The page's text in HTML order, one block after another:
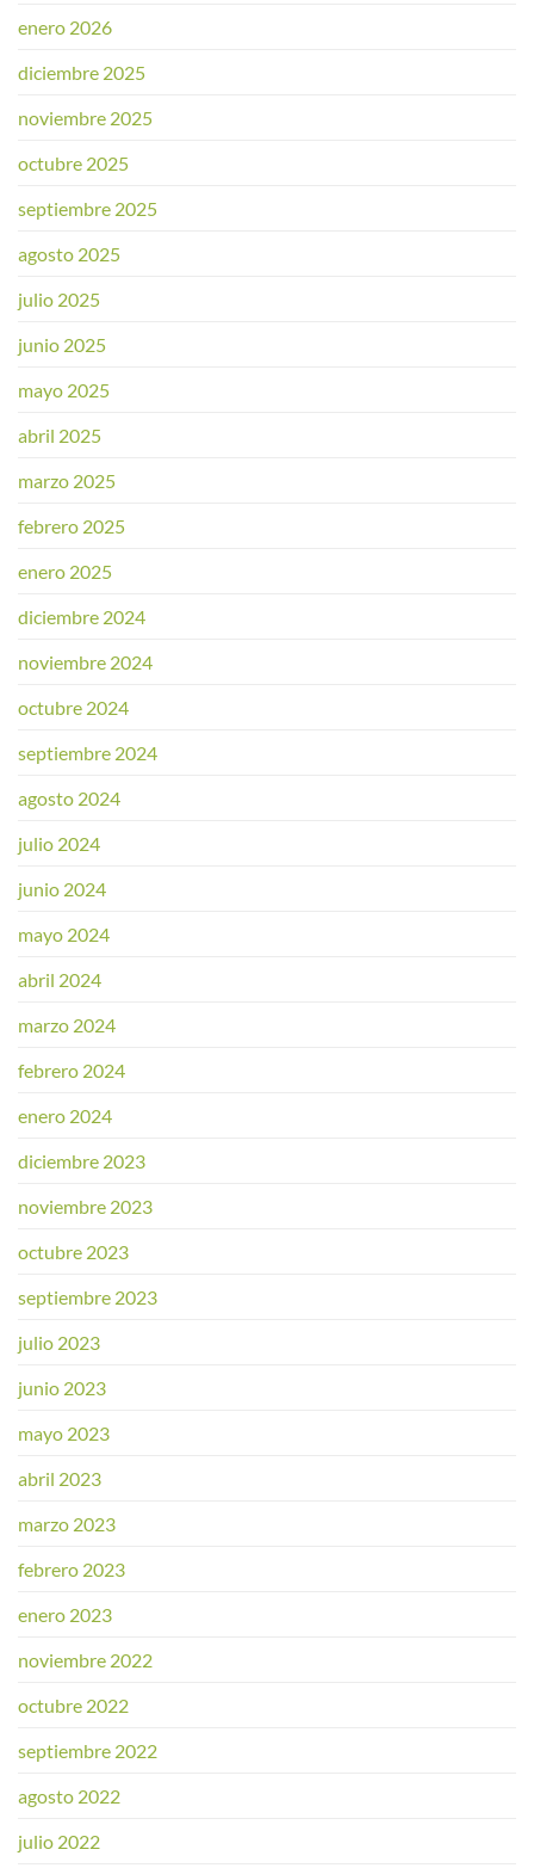
enero 2026
diciembre 2025
noviembre 2025
octubre 2025
septiembre 2025
agosto 2025
julio 2025
junio 2025
mayo 2025
abril 2025
marzo 2025
febrero 2025
enero 2025
diciembre 2024
noviembre 2024
octubre 2024
septiembre 2024
agosto 2024
julio 2024
junio 2024
mayo 2024
abril 2024
marzo 2024
febrero 2024
enero 2024
diciembre 2023
noviembre 2023
octubre 2023
septiembre 2023
julio 2023
junio 2023
mayo 2023
abril 2023
marzo 2023
febrero 2023
enero 2023
noviembre 2022
octubre 2022
septiembre 2022
agosto 2022
julio 2022